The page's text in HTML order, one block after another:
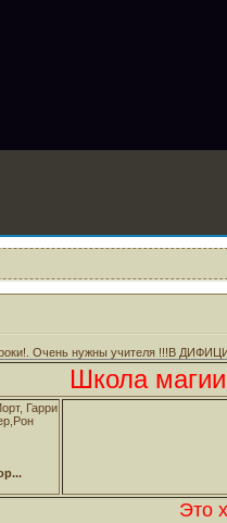
Очень нужны учителя !!!В
Школа
Гарри
Это